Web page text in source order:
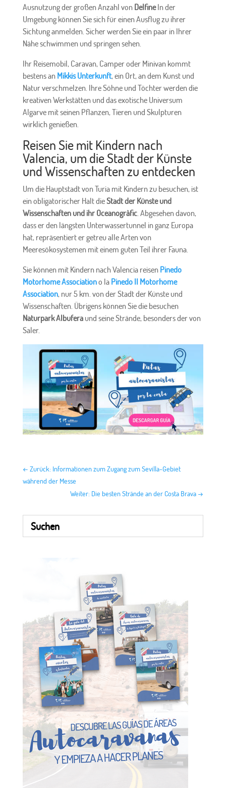
Ausnutzung der großen Anzahl von DelfineIn der
Umgebung können Sie sich für einen Ausflug zu ihrer
Sichtung anmelden. Sicher werden Sie ein paar in Ihrer
Nähe schwimmen und springen sehen.
Ihr Reisemobil, Caravan, Camper oder Minivan kommt
bestens an Mikkis Unterkunft, ein Ort, an dem Kunst und
Natur verschmelzen. Ihre Söhne und Töchter werden die
kreativen Werkstätten und das exotische Universum
Algarve mit seinen Pflanzen, Tieren und Skulpturen
wirklich genießen.
Reisen Sie mit Kindern nach
Valencia, um die Stadt der Künste
und Wissenschaften zu entdecken
Um die Hauptstadt von Turia mit Kindern zu besuchen, ist
ein obligatorischer Halt dieStadt der Künste und
Wissenschaften und ihr Oceanogràfic. Abgesehen davon,
dass er den längsten Unterwassertunnel in ganz Europa
hat, repräsentiert er getreu alle Arten von
Meeresökosystemen mit einem guten Teil ihrer Fauna.
Sie können mit Kindern nach Valencia reisen Pinedo
Motorhome Associationo la Pinedo II Motorhome
Association, nur 5 km. von der Stadt der Künste und
Wissenschaften. Übrigens können Sie die besuchen
Naturpark Albuferaund seine Strände, besonders der von
Saler.
← Zurück: Informationen zum Zugang zum Sevilla-Gebiet
während der Messe
Weiter: Die besten Strände an der Costa Brava →